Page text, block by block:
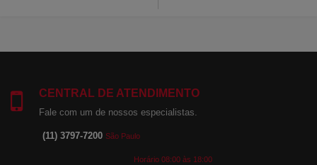
CENTRAL DE ATENDIMENTO
Fale com um de nossos especialistas.
(11) 3797-7200 São Paulo
Horário 08:00 às 18:00